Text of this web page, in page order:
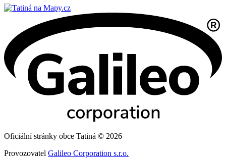
Oficiální stránky obce Tatiná © 2026
Provozovatel Galileo Corporation s.r.o.